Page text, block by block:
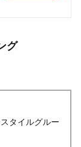
グ
タイルグルー